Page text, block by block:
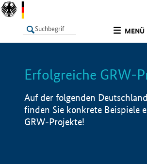
MENÜ
LISTE
Erfolgreiche GRW-
Auf der folgenden
finden Sie konkrete Beispiele
GRW-Projekte!